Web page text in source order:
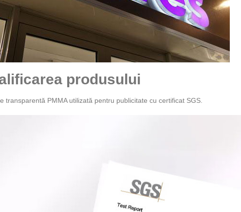
produsului
transparentă PMMA utilizată pentru publicitate cu certificat SGS.